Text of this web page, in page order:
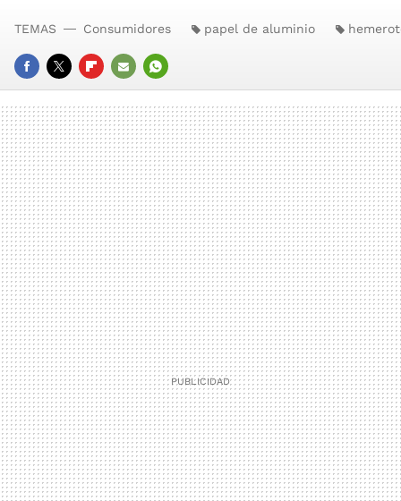
FACEBOOK
TWITTERFLIPBOARD
E-
MAIL
WHATSAPP
TEMAS Consumidores papel de aluminio